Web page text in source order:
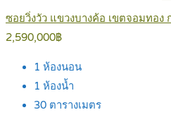
ซอยวิ่งวัว แขวงบางค้อ เขตจอมทอง
2,590,000฿
1 ห้องนอน
1 ห้องน้ำ
30 ตารางเมตร